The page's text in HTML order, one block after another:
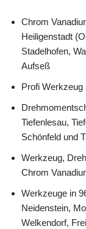
Chrom
Heiligenstadt
Stadelhofen,
Aufseß
Profi Werkzeug
Tiefenlesau,
Schönfeld und
Werkzeug,
Chrom
Werkzeuge in
Neidenstein,
Welkendorf,